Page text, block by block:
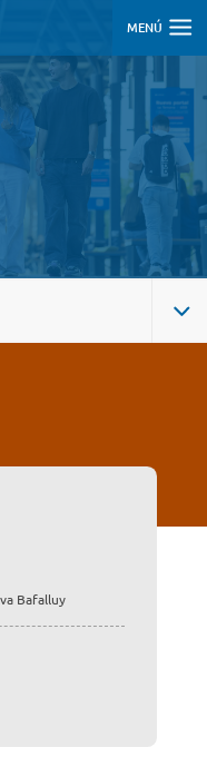
MENÚ
Bafalluy